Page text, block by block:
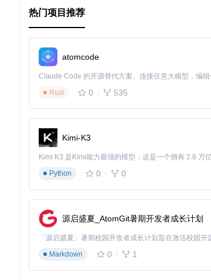
获取并开始使用
要开始使用 ，只需按照项目README
对于更多详细信息，包括API文档、常见问题解答
访问项目仓库
让我们一起用Go语言，打开ROS的新篇章！
热门项目推荐
atomcode
Rust
0 535
Kimi-K3
Python
0 0
源启盛夏_AtomGit暑期开发者成长计划
Markdown
0 1